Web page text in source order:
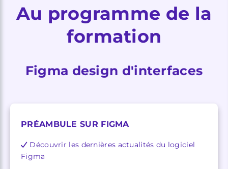
Au programme de la
formation
Figma design d'interfaces
PRÉAMBULE SUR FIGMA
Découvrir les dernières actualités du logiciel
Figma